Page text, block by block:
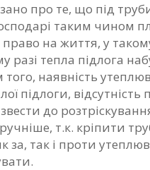
про те, що під
таким чином
на життя, у
разі тепла підлога
того, наявність
підлоги,
до
т.к. кріпити
за, так і проти